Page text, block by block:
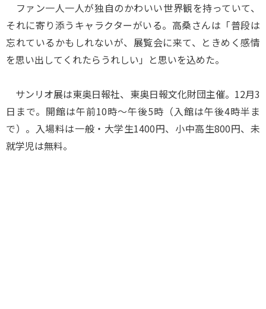
ファン一人一人が独自のかわいい世界観を持っていて、
それに寄り添うキャラクターがいる。高桑さんは「普段は
忘れているかもしれないが、展覧会に来て、ときめく感情
を思い出してくれたらうれしい」と思いを込めた。
サンリオ展は東奥日報社、東奥日報文化財団主催。12月3
日まで。開館は午前10時～午後5時（入館は午後4時半ま
で）。入場料は一般・大学生1400円、小中高生800円、未
就学児は無料。